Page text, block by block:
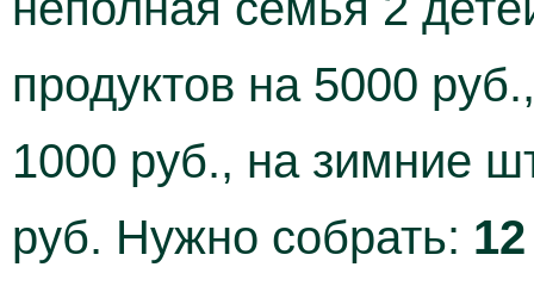
продуктов на 5000
1000 руб., на зимние
руб. Нужно собрать: